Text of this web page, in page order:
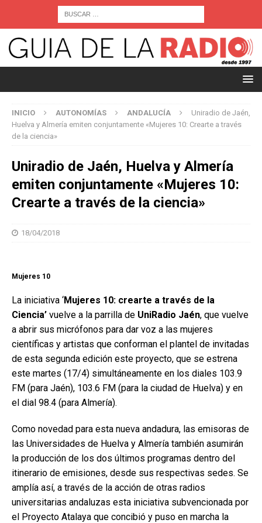
INICIO AUTONOMÍAS ANDALUCÍA
Uniradio de Jaén,
Huelva y Almería emiten conjuntamente «Mujeres 10: Crearte a través
de la ciencia»
Uniradio de Jaén, Huelva y Almería
emiten conjuntamente «Mujeres 10:
Crearte a través de la ciencia»
18/04/2018
Mujeres 10
La iniciativa ‘Mujeres 10: crearte a través de la
Ciencia’ vuelve a la parrilla de UniRadio Jaén, que vuelve
a abrir sus micrófonos para dar voz a las mujeres
científicas y artistas que conforman el plantel de invitadas
de esta segunda edición este proyecto, que se estrena
este martes (17/4) simultáneamente en los diales 103.9
FM (para Jaén), 103.6 FM (para la ciudad de Huelva) y en
el dial 98.4 (para Almería).
Como novedad para esta nueva andadura, las emisoras de
las Universidades de Huelva y Almería también asumirán
la producción de los dos últimos programas dentro del
itinerario de emisiones, desde sus respectivas sedes. Se
amplía así, a través de la acción de otras radios
universitarias andaluzas esta iniciativa subvencionada por
el Proyecto Atalaya que concibió y puso en marcha la